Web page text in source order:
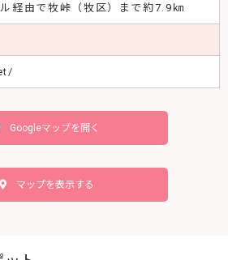
経由で牧峠（牧区）まで約7.9㎞
マップを表示する
Googleマップを開く